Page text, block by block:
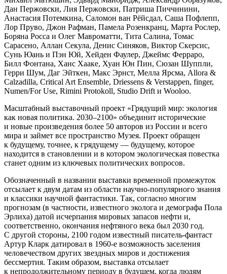
Дан Пержовски, Лия Пержовски, Патриша Пиччинини,
Анастасия Потемкина, Саломон ван Рёйсдал, Саша Пофлепп,
Лор Пруво, Джон Рафман, Памела Розенкранц, Марта Рослер,
Боряна Росса и Олег Мавроматти, Тита Салина, Томас
Сарасено, Аллан Секула, Денис Синяков, Виктор Скерсис,
Сунь Юань и Пэн Юй, Хейден Фаулер, Джеймс Ферраро,
Билл Фонтана, Ханс Хааке, Хуан Юн Пин, Сюзан Шуппли,
Герри Шум, Даг Эйткен, Макс Эрнст, Мелла Ярсма, Allora &
Calzadilla, Critical Art Ensemble, Driessens & Verstappen, finger,
Numen/For Use, Rimini Protokoll, Studio Drift и Wooloo.
Масштабный выставочный проект «Грядущий мир: экология
как новая политика. 2030–2100» объединит исторические
и новые произведения более 50 авторов из России и всего
мира и займет все пространство Музея. Проект обращен
к будущему, точнее, к грядущему — будущему, которое
находится в становлении и в котором экологическая повестка
станет одним из ключевых политических вопросов.
Обозначенный в названии выставки временной промежуток
отсылает к двум датам из области научно-популярного знания
и классики научной фантастики. Так, согласно многим
прогнозам (в частности, известного эколога и демографа Пола
Эрлиха) датой исчерпания мировых запасов нефти и,
соответственно, окончания нефтяного века был 2030 год.
С другой стороны, 2100 годом известный писатель-фантаст
Артур Кларк датировал в 1960-е возможность заселения
человечеством других звездных миров и достижения
бессмертия. Таким образом, выставка отсылает
к непродолжительному периоду в будущем, когда людям